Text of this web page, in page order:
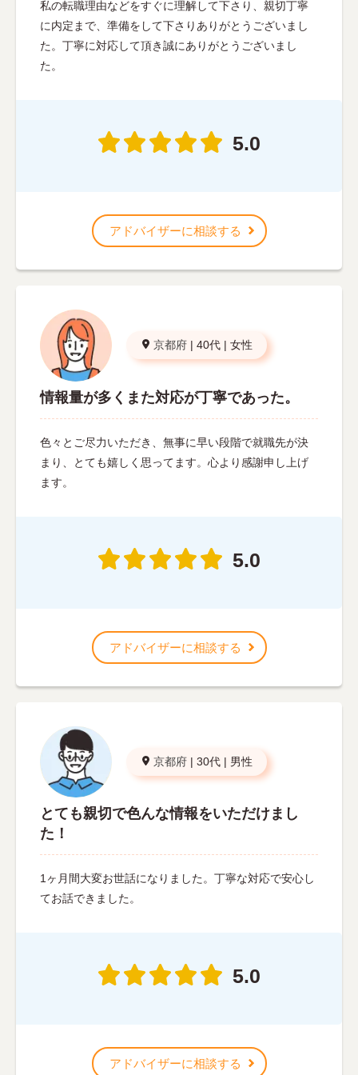
私の転職理由などをすぐに理解して下さり、親切丁寧
に内定まで、準備をして下さりありがとうございまし
た。丁寧に対応して頂き誠にありがとうございまし
た。
5.0
アドバイザーに相談する
京都府 | 40代 | 女性
情報量が多くまた対応が丁寧であった。
色々とご尽力いただき、無事に早い段階で就職先が決
まり、とても嬉しく思ってます。心より感謝申し上げ
ます。
5.0
アドバイザーに相談する
京都府 | 30代 | 男性
とても親切で色んな情報をいただけまし
た！
1ヶ月間大変お世話になりました。丁寧な対応で安心し
てお話できました。
5.0
アドバイザーに相談する